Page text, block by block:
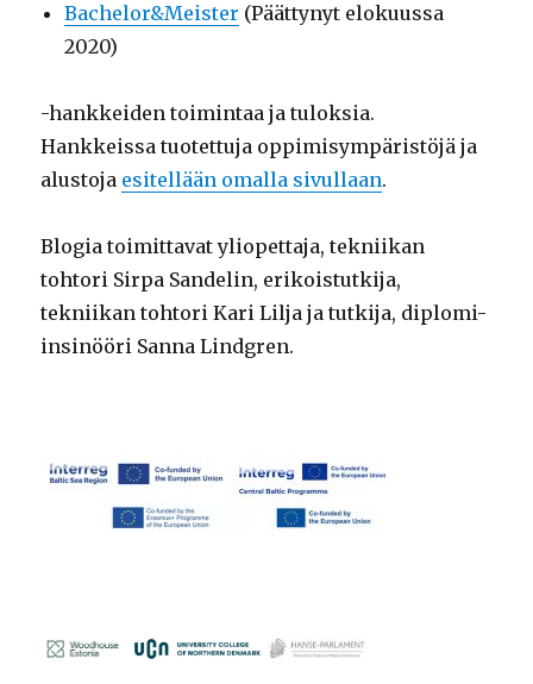
Bachelor&Meister (Päättynyt elokuussa
2020)
-hankkeiden toimintaa ja tuloksia.
Hankkeissa tuotettuja oppimisympäristöjä ja
alustoja esitellään omalla sivullaan.
Blogia toimittavat yliopettaja, tekniikan
tohtori Sirpa Sandelin, erikoistutkija,
tekniikan tohtori Kari Lilja ja tutkija, diplomi-
insinööri Sanna Lindgren.